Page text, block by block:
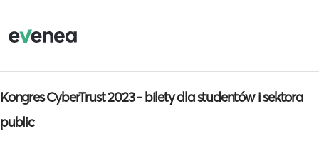
Kongres CyberTrust 2023 - bilety dla studentów i sektora
public